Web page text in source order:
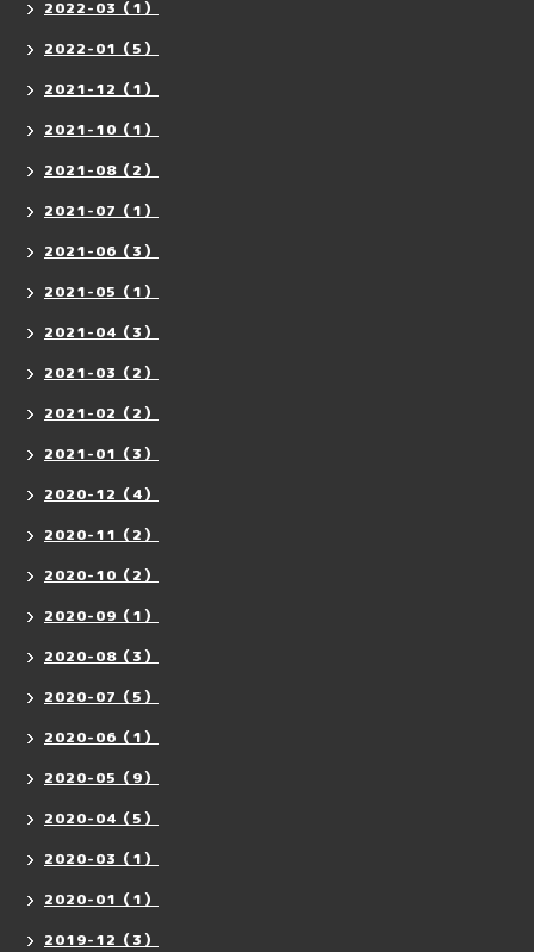
2022-03（1）
2022-01（5）
2021-12（1）
2021-10（1）
2021-08（2）
2021-07（1）
2021-06（3）
2021-05（1）
2021-04（3）
2021-03（2）
2021-02（2）
2021-01（3）
2020-12（4）
2020-11（2）
2020-10（2）
2020-09（1）
2020-08（3）
2020-07（5）
2020-06（1）
2020-05（9）
2020-04（5）
2020-03（1）
2020-01（1）
2019-12（3）